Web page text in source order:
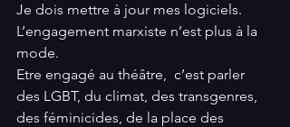
Je dois mettre à jour mes logiciels.
L’engagement marxiste n’est plus à la
mode.
Etre engagé au théâtre,  c’est parler
des LGBT, du climat, des transgenres,
des féminicides, de la place des